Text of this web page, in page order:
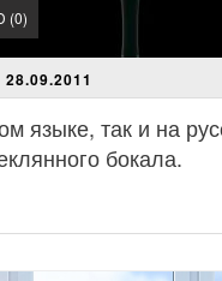
(0)
языке, так и на
бокала.